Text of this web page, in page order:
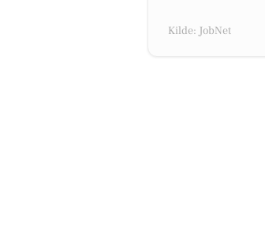
Kilde: JobNet